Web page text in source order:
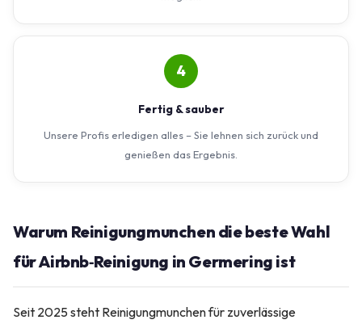
4
Fertig & sauber
Unsere Profis erledigen alles – Sie lehnen sich zurück und
genießen das Ergebnis.
Warum Reinigungmunchen die beste Wahl
für Airbnb‑Reinigung in Germering ist
Seit 2025 steht Reinigungmunchen für zuverlässige